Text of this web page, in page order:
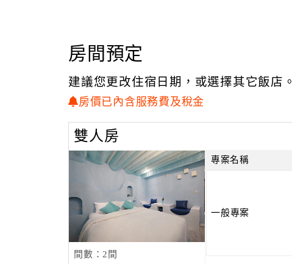
房間預定
建議您更改住宿日期，或選擇其它飯店。
房價已內含服務費及稅金
雙人房
間數：2間
專案名稱
一般專案